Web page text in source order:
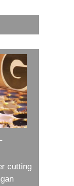
cutting